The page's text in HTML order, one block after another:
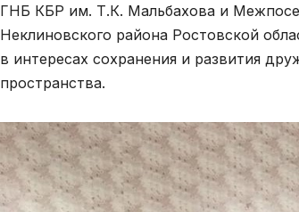
ГНБ КБР им. Т.К. Мальбахова и
Неклиновского района Ростовской
в интересах сохранения и развития
пространства.